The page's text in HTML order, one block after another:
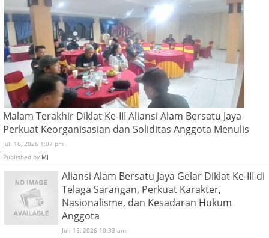
Malam Terakhir Diklat Ke-III Aliansi Alam Bersatu Jaya
Perkuat Keorganisasian dan Soliditas Anggota Menulis
Juli 16, 2026 1:07 pm
Published by MJ
Aliansi Alam Bersatu Jaya Gelar Diklat Ke-III di
Telaga Sarangan, Perkuat Karakter,
Nasionalisme, dan Kesadaran Hukum
Anggota
Juli 15, 2026 10:33 am